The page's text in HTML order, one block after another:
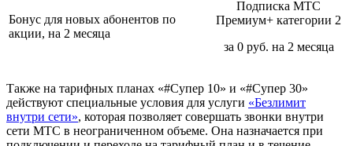
Бонус для новых абонентов по
акции, на 2 месяца
Подписка МТС
Премиум+ категории 2
за 0 руб. на 2 месяца
Также на тарифных планах «#Супер 10» и «#Супер 30»
действуют специальные условия для услуги «Безлимит
внутри сети», которая позволяет совершать звонки внутри
сети МТС в неограниченном объеме. Она назначается при